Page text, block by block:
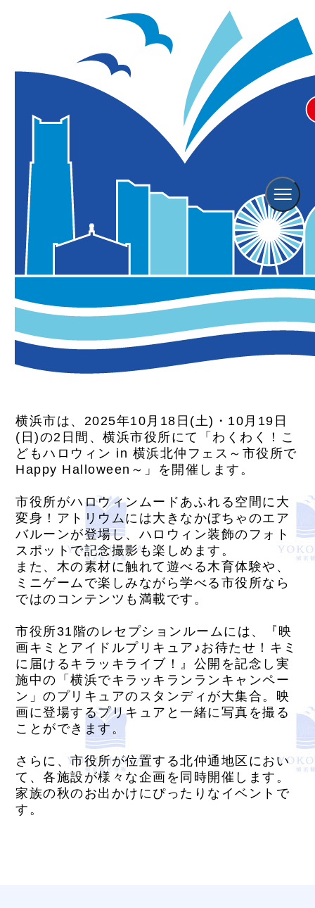
わくわく！こどもハロウィン in
横浜北仲フェス～市役所で Happy
※こちらのイベントは終了しております。
横浜市は、2025年10月18日(土)・10月19日
(日)の2日間、横浜市役所にて「わくわく！こ
どもハロウィン in 横浜北仲フェス～市役所で
Happy Halloween～」を開催します。
市役所がハロウィンムードあふれる空間に大
変身！アトリウムには大きなかぼちゃのエア
バルーンが登場し、ハロウィン装飾のフォト
スポットで記念撮影も楽しめます。
また、木の素材に触れて遊べる木育体験や、
ミニゲームで楽しみながら学べる市役所なら
ではのコンテンツも満載です。
市役所31階のレセプションルームには、『映
画キミとアイドルプリキュア♪お待たせ！キミ
に届けるキラッキライブ！』公開を記念し実
施中の「横浜でキラッキランランキャンペー
ン」のプリキュアのスタンディが大集合。映
画に登場するプリキュアと一緒に写真を撮る
ことができます。
さらに、市役所が位置する北仲通地区におい
て、各施設が様々な企画を同時開催します。
家族の秋のお出かけにぴったりなイベントで
す。